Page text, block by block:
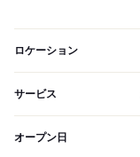
ロケーション
サービス
オープン日